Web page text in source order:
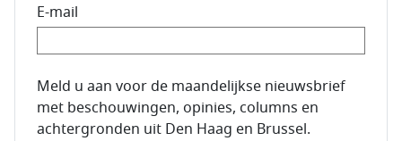
E-mail
E-mailadres van de abonnee.
Meld u aan voor de maandelijkse nieuwsbrief
met beschouwingen, opinies, columns en
achtergronden uit Den Haag en Brussel.